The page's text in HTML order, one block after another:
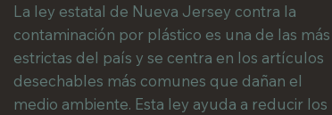
La ley estatal de Nueva Jersey contra la
contaminación por plástico es una de las más
estrictas del país y se centra en los artículos
desechables más comunes que dañan el
medio ambiente. Esta ley ayuda a reducir los